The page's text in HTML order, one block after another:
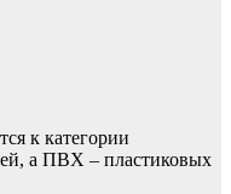
к категории
а ПВХ – пластиковых